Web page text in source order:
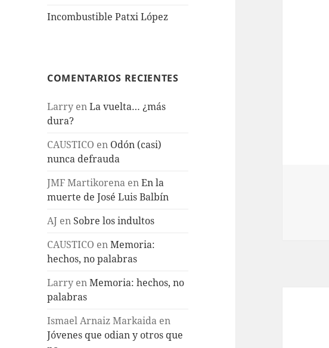
Incombustible Patxi López
COMENTARIOS RECIENTES
Larry enLa vuelta… ¿más
dura?
CAUSTICO en Odón (casi)
nunca defrauda
JMF Martikorena enEn la
muerte de José Luis Balbín
AJ en Sobre los indultos
CAUSTICO enMemoria:
hechos, no palabras
Larry enMemoria: hechos, no
palabras
Ismael Arnaiz Markaida en
Jóvenes que odian y otros que